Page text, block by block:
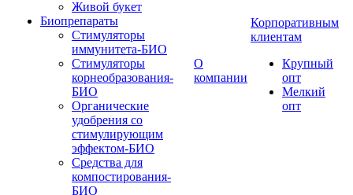
Живой букет
Биопрепараты
Стимуляторы
иммунитета-БИО
Стимуляторы
корнеобразования-
БИО
Органические
удобрения со
стимулирующим
эффектом-БИО
Средства для
компостирования-
БИО
О
компании
Корпоративным
клиентам
Крупный
опт
Мелкий
опт